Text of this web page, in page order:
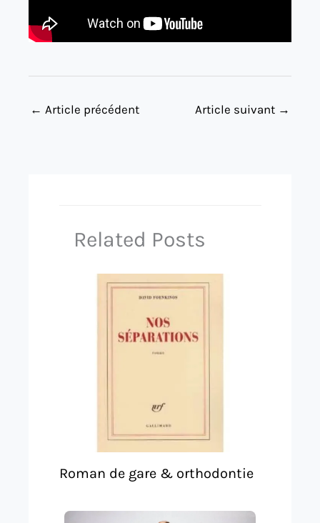
← Article précédent Article suivant →
Related Posts
Roman de gare & orthodontie